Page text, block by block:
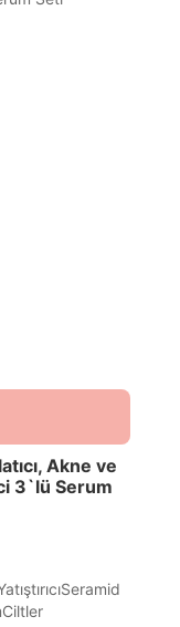
Akne ve
3`lü Serum